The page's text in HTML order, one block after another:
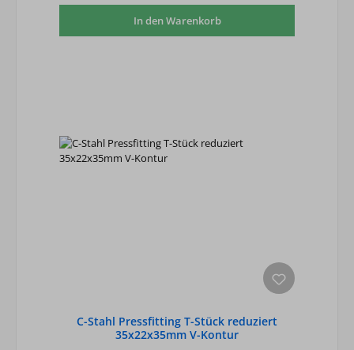
In den Warenkorb
C-Stahl Pressfitting T-Stück reduziert
35x22x35mm V-Kontur